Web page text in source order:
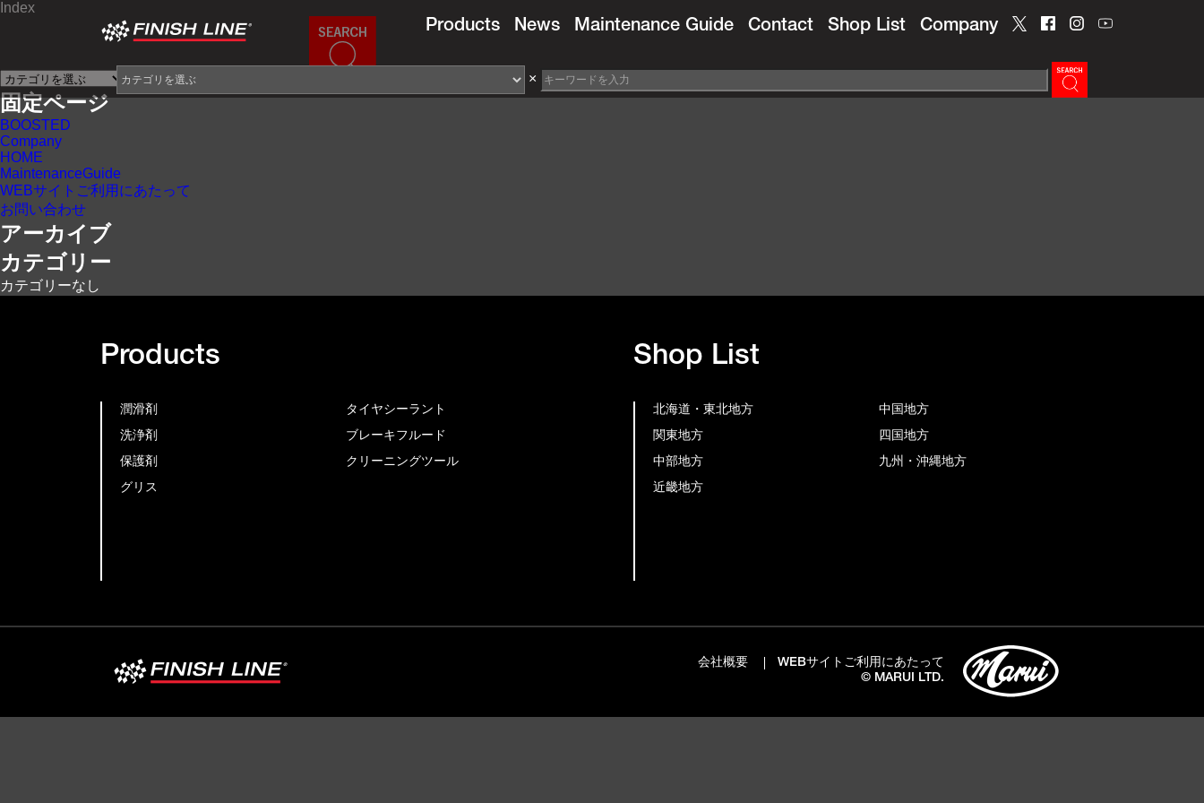
Company
Shop List
Contact
Maintenance Guide
News
Products
×
Index
×
固定ページ
BOOSTED
Company
HOME
MaintenanceGuide
WEBサイトご利用にあたって
お問い合わせ
アーカイブ
カテゴリー
カテゴリーなし
Products
潤滑剤
洗浄剤
保護剤
グリス
タイヤシーラント
ブレーキフルード
クリーニングツール
Shop List
北海道・東北地方
関東地方
中部地方
近畿地方
中国地方
四国地方
九州・沖縄地方
会社概要
WEBサイトご利用にあたって
© MARUI LTD.